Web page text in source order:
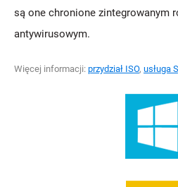
są one chronione zintegrowanym
antywirusowym.
Więcej informacji: przydział ISO, usługa